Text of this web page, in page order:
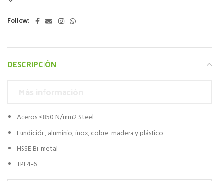
Follow:
DESCRIPCIÓN
Aceros <850 N/mm2 Steel
Fundición, aluminio, inox, cobre, madera y plástico
HSSE Bi-metal
TPI 4-6